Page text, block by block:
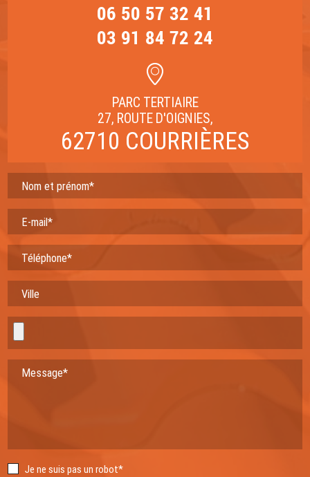
06 50 57 32 41
03 91 84 72 24
PARC TERTIAIRE
27, ROUTE D'OIGNIES,
62710 COURRIÈRES
Nom et prénom*
E-mail*
Téléphone*
Ville
Message*
Je ne suis pas un robot*